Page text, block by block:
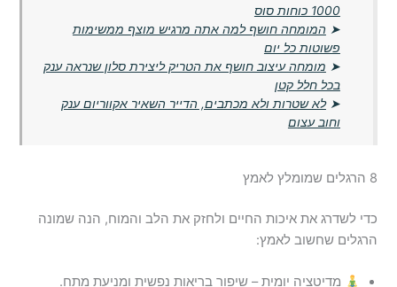
1000 כוחות סוס
➤ המומחה חושף למה אתה מרגיש מוצף ממשימות
פשוטות כל יום
➤ מומחה עיצוב חושף את הטריק ליצירת סלון שנראה ענק
בכל חלל קטן
➤לא שטרות ולא מכתבים, הדייר השאיר אקווריום ענק
וחוב עצום
8 הרגלים שמומלץ לאמץ
כדי לשדרג את איכות החיים ולחזק את הלב והמוח, הנה שמונה
הרגלים שחשוב לאמץ:
מדיטציה יומית – שיפור בריאות נפשית ומניעת מתח.